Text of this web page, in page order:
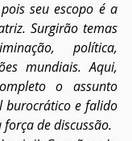
seu escopo é a
Surgirão temas
política,
mundiais. Aqui,
o assunto
burocrático e falido
de discussão.